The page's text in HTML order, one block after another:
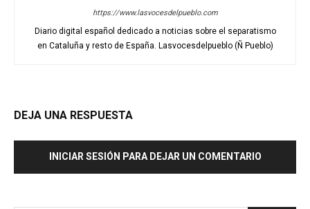
https://www.lasvocesdelpueblo.com
Diario digital español dedicado a noticias sobre el separatismo
en Cataluña y resto de España. Lasvocesdelpueblo (Ñ Pueblo)
DEJA UNA RESPUESTA
INICIAR SESIÓN PARA DEJAR UN COMENTARIO